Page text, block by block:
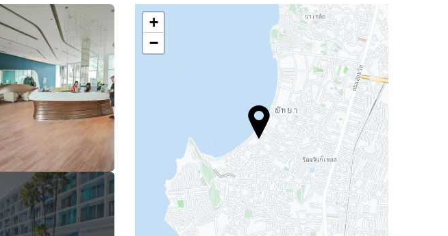
25 fotoğrafı gör
+
−